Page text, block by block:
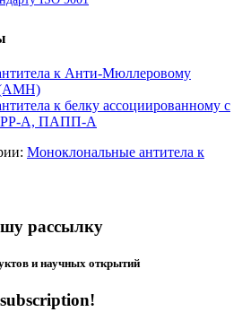
к Анти-Мюллеровому
к белку ассоциированному с
A, ПАПП-А
Моноклональные антитела к
рассылку
и научных открытий